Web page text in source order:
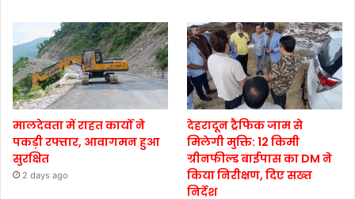
मालदेवता में राहत कार्यों ने
पकड़ी रफ्तार, आवागमन हुआ
सुरक्षित
2 days ago
देहरादून ट्रैफिक जाम से
मिलेगी मुक्ति: 12 किमी
ग्रीनफील्ड बाईपास का DM ने
किया निरीक्षण, दिए सख्त
निर्देश